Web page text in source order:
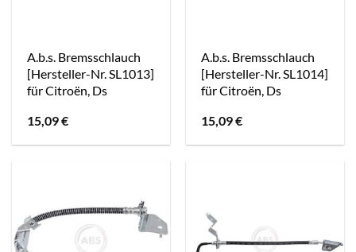
A.b.s. Bremsschlauch
[Hersteller-Nr. SL1013]
für Citroën, Ds
15,09€
A.b.s. Bremsschlauch
[Hersteller-Nr. SL1014]
für Citroën, Ds
15,09€